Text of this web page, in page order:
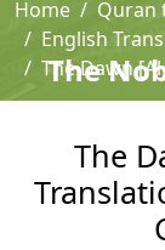
The
Home
Quran
English
The Dawn
The